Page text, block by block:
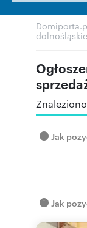
dolnośląskie
Znaleziono
Jak
Jak